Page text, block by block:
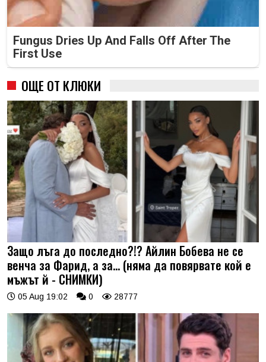
Fungus Dries Up And Falls Off After The
First Use
ОЩЕ ОТ КЛЮКИ
Защо лъга до последно?!? Айлин Бобева не се
венча за Фарид, а за... (няма да повярвате кой е
мъжът й - СНИМКИ)
05 Aug 19:02 0 28777